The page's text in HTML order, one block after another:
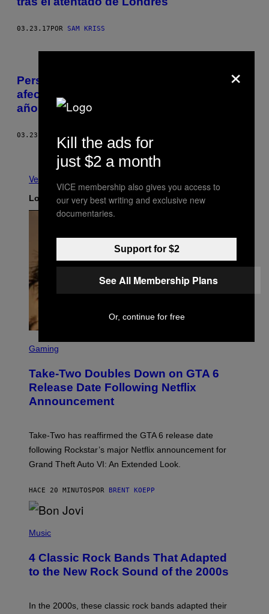
03.23.17POR SAM KRISS
Personas de Bruselas nos cuentan cómo
afectaron a sus vidas los atentados del
año pasado
03.23.17 SILKE VANDENBROECK
Más antiguo
Ver todo
Lo más reciente
C
N
S
H
R
O
C
K
A
R
G
E
Gaming
Take-Two Doubles Down on GTA 6
Release Date Following Netflix
Announcement
Take-Two has reaffirmed the GTA 6 release date
following Rockstar’s major Netflix announcement for
Grand Theft Auto VI: An Extended Look.
HACE 20 MINUTOSPOR BRENT KOEPP
H
O
B
Y
A
Music
4 Classic Rock Bands That Adapted
to the New Rock Sound of the 2000s
In the 2000s, these classic rock bands adapted their
×
Kill the ads for
just $2 a month
VICE membership also gives you access to
our very best writing and exclusive new
documentaries.
Support for $2
See All Membership Plans
Or, continue for free